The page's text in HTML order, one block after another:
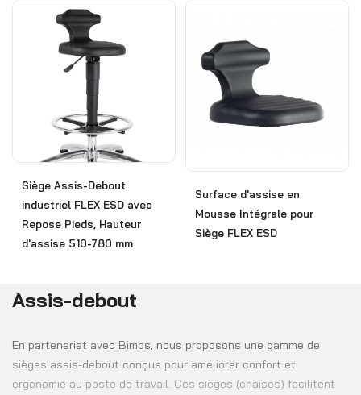
Siège Assis-Debout
industriel FLEX ESD avec
Repose Pieds, Hauteur
d'assise 510-780 mm
Surface d'assise en
Mousse Intégrale pour
Siège FLEX ESD
Assis-debout
En partenariat avec Bimos, nous proposons une gamme de
sièges assis-debout conçus pour améliorer confort et
ergonomie au poste de travail. Ces sièges (chaises) facilitent